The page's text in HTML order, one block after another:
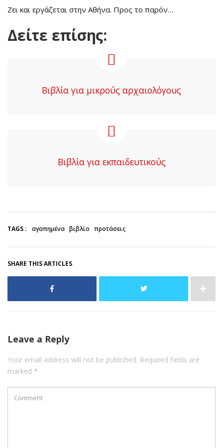
Ζει και εργάζεται στην Αθήνα. Προς το παρόν…
Δείτε επίσης:
Βιβλία για μικρούς αρχαιολόγους
Βιβλία για εκπαιδευτικούς
TAGS : αγαπημένα βιβλίο προτάσεις
SHARE THIS ARTICLES
Leave a Reply
Your email address will not be published. Required fields are
marked *